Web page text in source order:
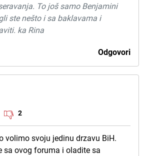
To još samo Benjamini
ste nešto i sa baklavama i
ka Rina
Odgovori
2
volimo svoju jedinu drzavu BiH.
sa ovog foruma i oladite sa